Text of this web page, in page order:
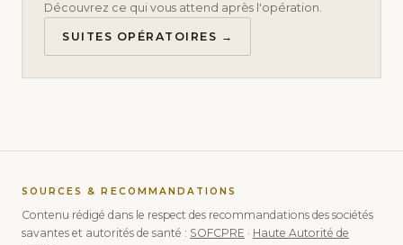
Découvrez ce qui vous attend après l'opération.
SUITES OPÉRATOIRES →
SOURCES & RECOMMANDATIONS
Contenu rédigé dans le respect des recommandations des sociétés
savantes et autorités de santé : SOFCPRE · Haute Autorité de